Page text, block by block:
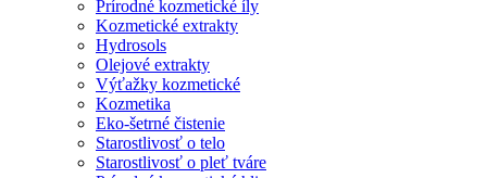
Prírodné kozmetické íly
Kozmetické extrakty
Hydrosols
Olejové extrakty
Výťažky kozmetické
Kozmetika
Eko-šetrné čistenie
Starostlivosť o telo
Starostlivosť o pleť tváre